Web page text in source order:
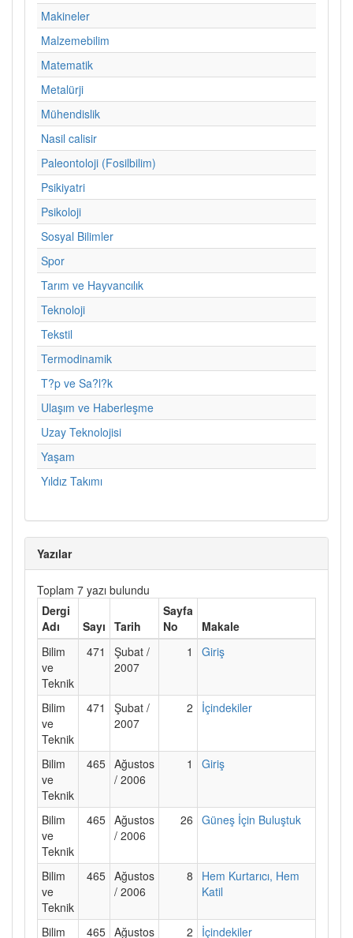
Makineler
Malzemebilim
Matematik
Metalürji
Mühendislik
Nasil calisir
Paleontoloji (Fosilbilim)
Psikiyatri
Psikoloji
Sosyal Bilimler
Spor
Tarım ve Hayvancılık
Teknoloji
Tekstil
Termodinamik
T?p ve Sa?l?k
Ulaşım ve Haberleşme
Uzay Teknolojisi
Yaşam
Yıldız Takımı
Yazılar
Toplam 7 yazı bulundu
Dergi
Adı
Sayı Tarih
Sayfa
No
Makale
Bilim
ve
Teknik
471
Şubat /
2007
1 Giriş
Bilim
ve
Teknik
471
Şubat /
2007
2 İçindekiler
Bilim
ve
Teknik
465 Ağustos
/ 2006
1 Giriş
Bilim
ve
Teknik
465 Ağustos
/ 2006
26 Güneş İçin Buluştuk
Bilim
ve
Teknik
465 Ağustos
/ 2006
8
Hem Kurtarıcı, Hem
Katil
Bilim 465 Ağustos 2 İçindekiler